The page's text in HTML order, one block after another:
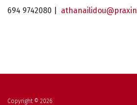
694 9742080 |
Copyright © 2026